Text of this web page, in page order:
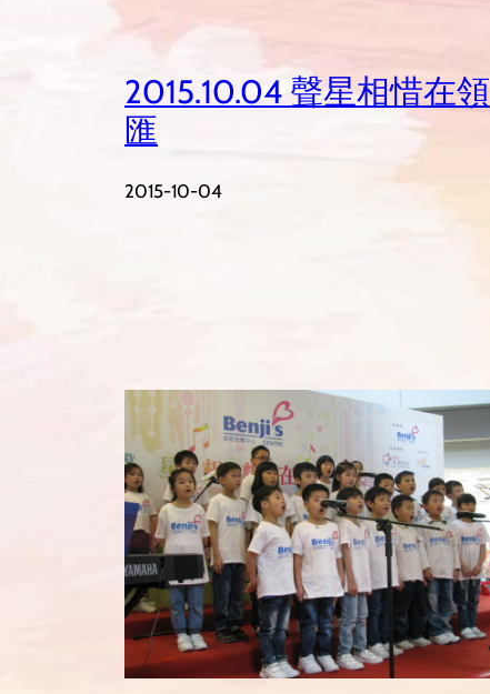
2015.10.04 聲星相惜在領
匯
2015-10-04